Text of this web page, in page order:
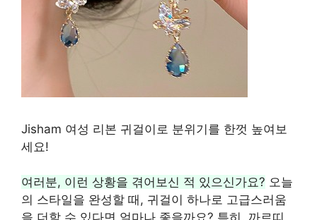
Jisham 여성 리본 귀걸이로 분위기를 한껏 높여보
세요!
여러분, 이런 상황을 겪어보신 적 있으신가요? 오늘
의 스타일을 완성할 때, 귀걸이 하나로 고급스러움